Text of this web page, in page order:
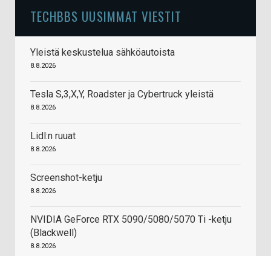
TECHBBS UUSIMMAT VIESTIT
Yleistä keskustelua sähköautoista
8.8.2026
Tesla S,3,X,Y, Roadster ja Cybertruck yleistä
8.8.2026
Lidl:n ruuat
8.8.2026
Screenshot-ketju
8.8.2026
NVIDIA GeForce RTX 5090/5080/5070 Ti -ketju
(Blackwell)
8.8.2026